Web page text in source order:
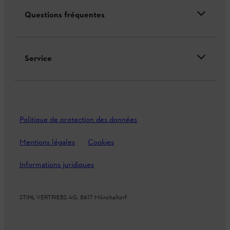
Questions fréquentes
Service
Politique de protection des données
Mentions légales Cookies
Informations juridiques
STIHL VERTRIEBS AG, 8617 Mönchaltorf